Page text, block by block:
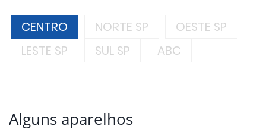
CENTRO NORTE SP
OESTE SP
LESTE SP
SUL SP ABC
Alguns aparelhos